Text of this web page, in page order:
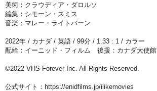
美術：クラウディア・ダロルソ
編集：シモーン・スミス
音楽：マレー・ライトバーン
2022年 / カナダ / 英語 / 99分 / 1.33 : 1 / カラー
配給：イーニッド・フィルム 後援：カナダ大使館
©️2022 VHS Forever Inc. All Rights Reserved.
公式サイト：https://enidfilms.jp/ilikemovies